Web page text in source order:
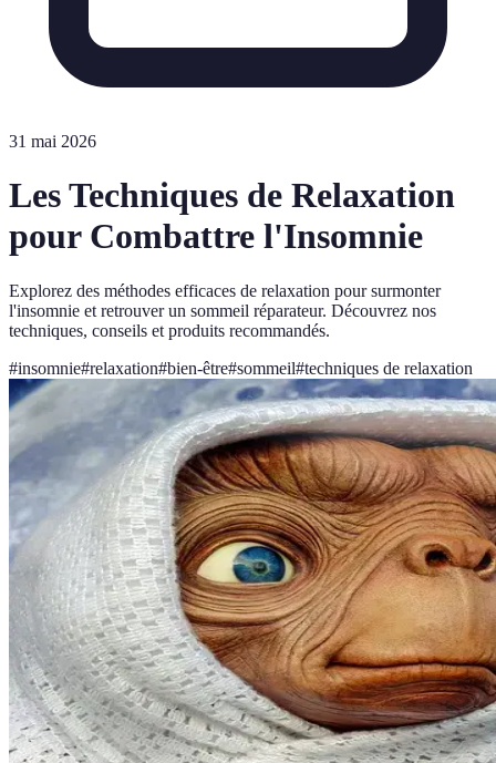
31 mai 2026
Les Techniques de Relaxation
pour Combattre l'Insomnie
Explorez des méthodes efficaces de relaxation pour surmonter
l'insomnie et retrouver un sommeil réparateur. Découvrez nos
techniques, conseils et produits recommandés.
#insomnie#relaxation#bien-être#sommeil#techniques de relaxation